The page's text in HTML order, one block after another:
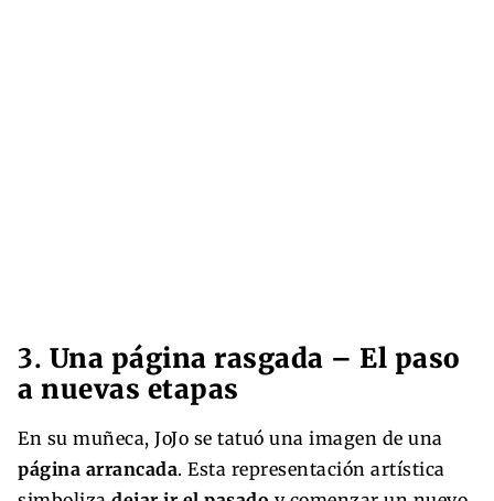
3. Una página rasgada – El paso
a nuevas etapas
En su muñeca, JoJo se tatuó una imagen de una
página arrancada. Esta representación artística